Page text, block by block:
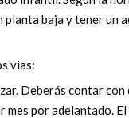
baja y tener un
vías:
Deberás contar
mes por adelantado.